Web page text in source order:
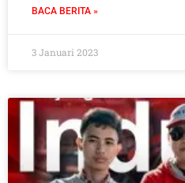
BACA BERITA »
3 Januari 2023